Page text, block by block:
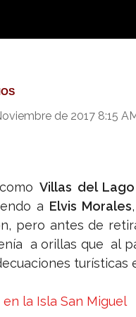
de 2017 8:15
Villas del
a Elvis Morales
pero antes de
a orillas que al
la Isla San Miguel